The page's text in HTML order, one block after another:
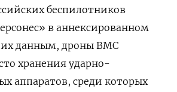
беспилотников
в аннексированном
их данным, дроны ВМС
хранения ударно-
аппаратов, среди которых